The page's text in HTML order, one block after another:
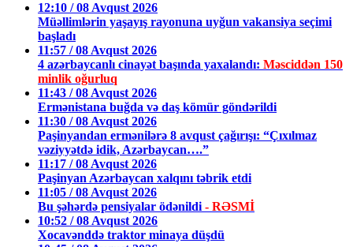
12:10 / 08 Avqust 2026
Müəllimlərin yaşayış rayonuna uyğun vakansiya seçimi
başladı
11:57 / 08 Avqust 2026
4 azərbaycanlı cinayət başında yaxalandı: Məsciddən 150
minlik oğurluq
11:43 / 08 Avqust 2026
Ermənistana buğda və daş kömür göndərildi
11:30 / 08 Avqust 2026
Paşinyandan ermənilərə 8 avqust çağırışı: “Çıxılmaz
vəziyyətdə idik, Azərbaycan….”
11:17 / 08 Avqust 2026
Paşinyan Azərbaycan xalqını təbrik etdi
11:05 / 08 Avqust 2026
Bu şəhərdə pensiyalar ödənildi - RƏSMİ
10:52 / 08 Avqust 2026
Xocavənddə traktor minaya düşdü